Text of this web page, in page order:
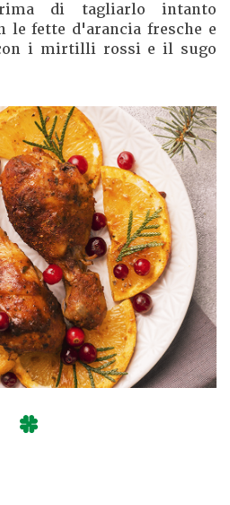
di tagliarlo intanto
le fette d'arancia fresche e
i mirtilli rossi e il sugo